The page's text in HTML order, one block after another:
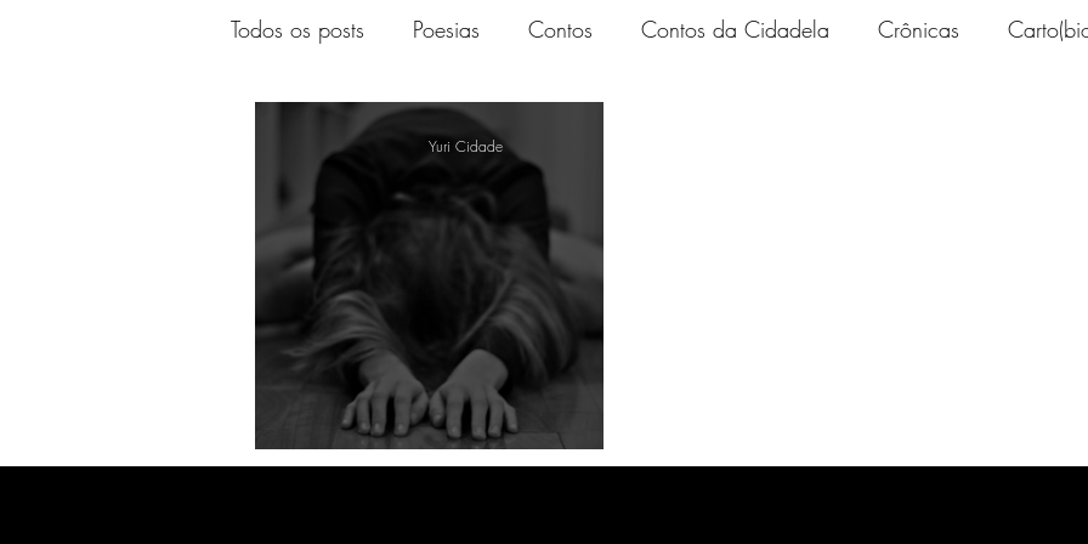
Todos os posts Poesias Contos Contos da Cidadela Crônicas
SONHAR INC.
“Se der ao respeito”
Yuri Cidade